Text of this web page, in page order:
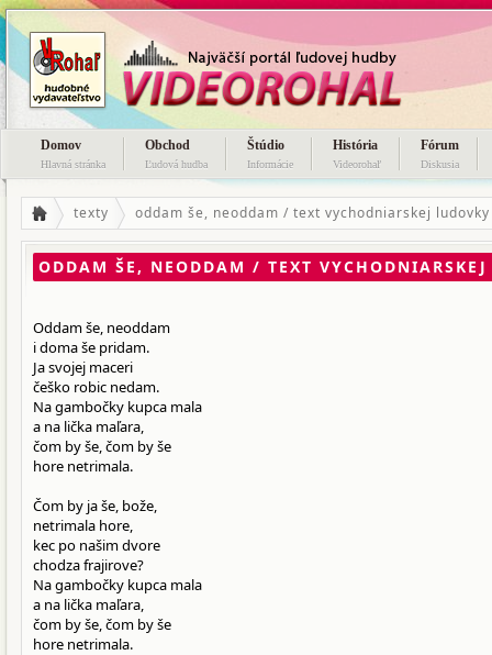
Domov
Hlavná stránka
Obchod
Ľudová hudba
Štúdio
Informácie
História
Videorohaľ
Fórum
Diskusia
texty oddam še, neoddam / text vychodniarskej ludovky
ODDAM ŠE, NEODDAM / TEXT
Oddam še, neoddam
i doma še pridam.
Ja svojej maceri
češko robic nedam.
Na gambočky kupca mala
a na lička maľara,
čom by še, čom by še
hore netrimala.
Čom by ja še, bože,
netrimala hore,
kec po našim dvore
chodza frajirove?
Na gambočky kupca mala
a na lička maľara,
čom by še, čom by še
hore netrimala.